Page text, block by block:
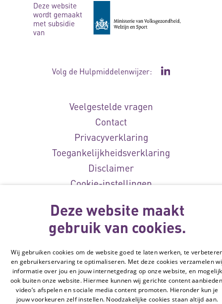
Deze website
wordt gemaakt
met subsidie
van
Volg de Hulpmiddelenwijzer: Ga naar de
Veelgestelde vragen
Contact
Privacyverklaring
Toegankelijkheidsverklaring
Disclaimer
Cookie-instellingen
© Vilans, 2026
Deze website maakt
gebruik van cookies.
Wij gebruiken cookies om de website goed te laten werken, te
en gebruikerservaring te optimaliseren. Met deze cookies verzamelen
informatie over jou en jouw internetgedrag op onze website, en mogelijk
ook buiten onze website. Hiermee kunnen wij gerichte content
video’s afspelen en sociale media content promoten. Hieronder kun je
jouw voorkeuren zelf instellen. Noodzakelijke cookies staan altijd aan.